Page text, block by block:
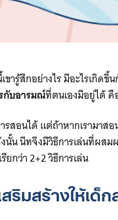
ขารู้สึกอย่างไร มีอะไรเกิด
กับอารมณ์ที่ตนเองมีอยู่ได้ คื
รสอนได้ แต่ถ้าหากเรามา
นั้น นีทจึงมีวิธีการเล่นที่ผ
กว่า 2+2 วิธีการเล่น
ริมสร้างให้เ